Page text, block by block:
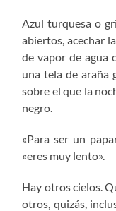
Azul turquesa o
abiertos, acechar
de vapor de agua
una tela de araña
sobre el que la
negro.
«Para ser un
«eres muy lento».
Hay otros cielos.
otros, quizás,